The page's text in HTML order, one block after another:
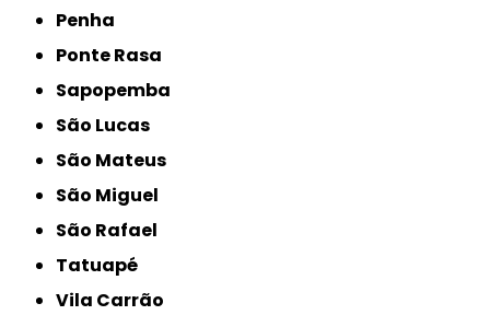
Penha
Ponte Rasa
Sapopemba
São Lucas
São Mateus
São Miguel
São Rafael
Tatuapé
Vila Carrão